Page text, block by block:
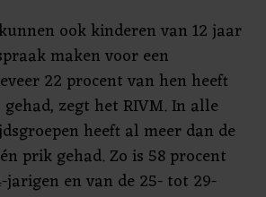
ook kinderen van 12 jaar
maken voor een
22 procent van hen heeft
zegt het RIVM. In alle
heeft al meer dan de
prik gehad. Zo is 58 procent
jarigen en van de 25- tot 29-